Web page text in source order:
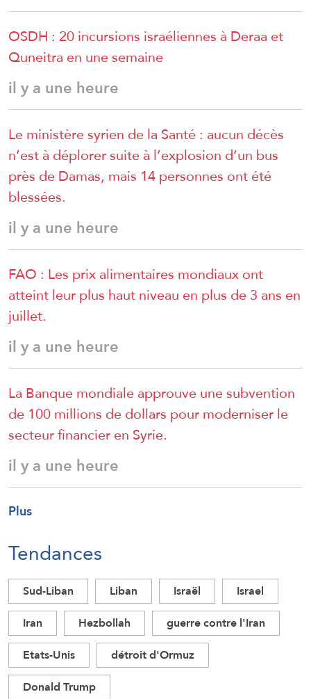
OSDH : 20 incursions israéliennes à Deraa et
Quneitra en une semaine
il y a une heure
Le ministère syrien de la Santé : aucun décès
n’est à déplorer suite à l’explosion d’un bus
près de Damas, mais 14 personnes ont été
blessées.
il y a une heure
FAO : Les prix alimentaires mondiaux ont
atteint leur plus haut niveau en plus de 3 ans en
juillet.
il y a une heure
La Banque mondiale approuve une subvention
de 100 millions de dollars pour moderniser le
secteur financier en Syrie.
il y a une heure
Plus
Tendances
Sud-Liban Liban Israël
Israel
Iran
Hezbollah
guerre contre l'Iran
Etats-Unis
détroit d'Ormuz
Donald Trump